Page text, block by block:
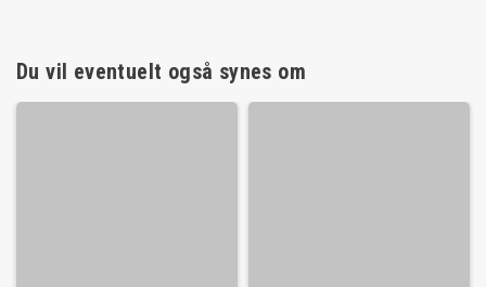
Du vil eventuelt også synes om